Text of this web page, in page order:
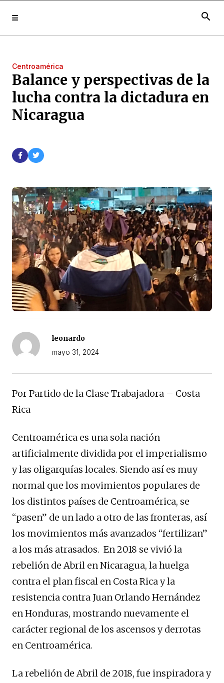
search
Centroamérica
Balance y perspectivas de la
lucha contra la dictadura en
Nicaragua
leonardo
mayo 31, 2024
Por Partido de la Clase Trabajadora – Costa
Rica
Centroamérica es una sola nación
artificialmente dividida por el imperialismo
y las oligarquías locales. Siendo así es muy
normal que los movimientos populares de
los distintos países de Centroamérica, se
“pasen” de un lado a otro de las fronteras, así
los movimientos más avanzados “fertilizan”
a los más atrasados. En 2018 se vivió la
rebelión de Abril en Nicaragua, la huelga
contra el plan fiscal en Costa Rica y la
resistencia contra Juan Orlando Hernández
en Honduras, mostrando nuevamente el
carácter regional de los ascensos y derrotas
en Centroamérica.
La rebelión de Abril de 2018, fue inspiradora y